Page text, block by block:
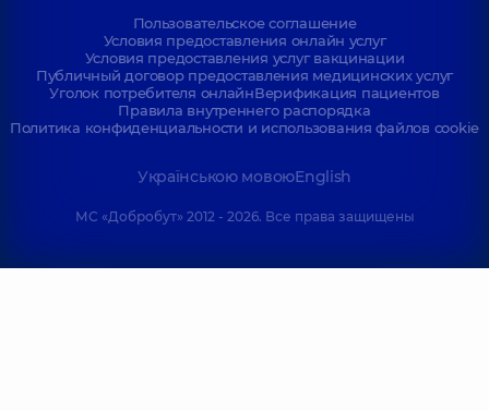
Пользовательское соглашение
Условия предоставления онлайн услуг
Условия предоставления услуг вакцинации
Публичный договор предоставления медицинских услуг
Уголок потребителя онлайнВерификация пациентов
Правила внутреннего распорядка
Политика конфиденциальности и использования файлов cookie
Українською мовоюEnglish
МС «Добробут» 2012 - 2026. Все права защищены